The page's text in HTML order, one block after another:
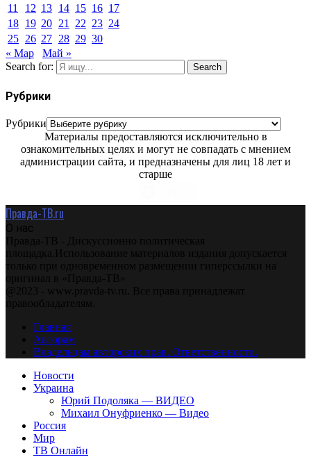
11
12 13 14 15 16 17
18 19 20 21 22 23 24
25 26 27 28 29 30
« Мар
Май »
Search for:
Search
Рубрики
Рубрики
Материалы предоставляются исключительно в
ознакомительных целях и могут не совпадать с мнением
администрации сайта, и предназначены для лиц 18 лет и
старше
Правда-ТВ.ru
О нас
Правда-ТВ - Дискуссионно политическая
площадка.Использование материалов издания допускается
только при одновременном размещении гиперссылки на
оригинал в «Правда-ТВ»
@2023 - www.pravda-tv.ru. Все права принадлежат
правообладателям.
Главная
Авторам
Владельцам авторских прав. Ответственности.
Новости
Украина
Юрий Подоляка — ВИДЕО
Михаил Онуфриенко — Видео
Россия
Мир
ТВ Онлайн